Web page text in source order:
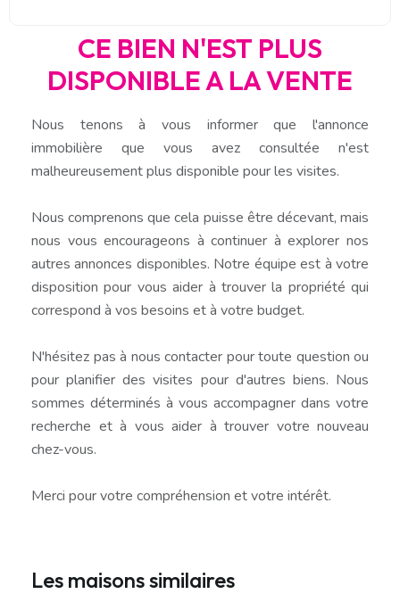
CE BIEN N'EST PLUS
DISPONIBLE A LA VENTE
Nous tenons à vous informer que l'annonce
immobilière que vous avez consultée n'est
malheureusement plus disponible pour les visites.
Nous comprenons que cela puisse être décevant, mais
nous vous encourageons à continuer à explorer nos
autres annonces disponibles. Notre équipe est à votre
disposition pour vous aider à trouver la propriété qui
correspond à vos besoins et à votre budget.
N'hésitez pas à nous contacter pour toute question ou
pour planifier des visites pour d'autres biens. Nous
sommes déterminés à vous accompagner dans votre
recherche et à vous aider à trouver votre nouveau
chez-vous.
Merci pour votre compréhension et votre intérêt.
Les maisons similaires